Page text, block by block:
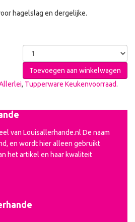
hagelslag en dergelijke.
Toevoegen aan winkelwagen
, Tupperware Keukenvoorraad.
van Louisallerhande.nl De naam
en wordt hier alleen gebruikt
het artikel en haar kwaliteit